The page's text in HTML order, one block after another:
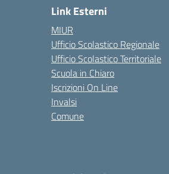
Link Esterni
MIUR
Ufficio Scolastico Regionale
Ufficio Scolastico Territoriale
Scuola in Chiaro
Iscrizioni On Line
Invalsi
Comune